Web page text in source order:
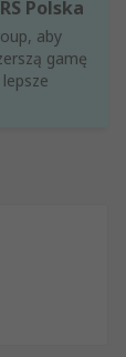
Polska
aby
gamę